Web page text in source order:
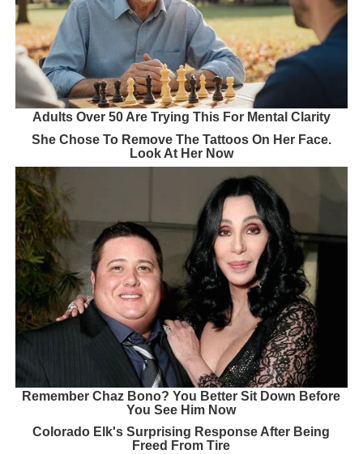
Adults Over 50 Are Trying This For Mental Clarity
She Chose To Remove The Tattoos On Her Face.
Look At Her Now
Remember Chaz Bono? You Better Sit Down Before
You See Him Now
Colorado Elk's Surprising Response After Being
Freed From Tire